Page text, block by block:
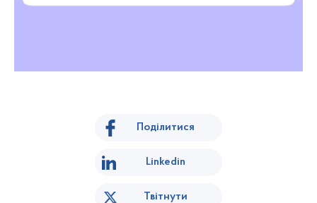
Поділитися
Linkedin
Твітнути